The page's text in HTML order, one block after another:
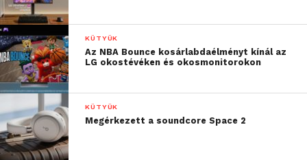
KÜTYÜK
Az NBA Bounce kosárlabdaélményt kínál az
LG okostévéken és okosmonitorokon
KÜTYÜK
Megérkezett a soundcore Space 2